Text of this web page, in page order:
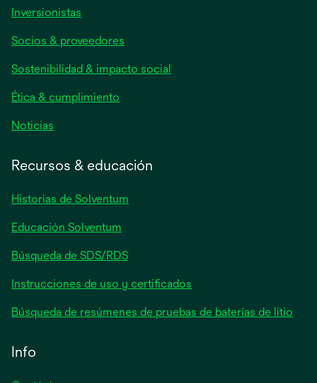
Inversionistas
en
una
pestaña
nueva
Socios & proveedores
Sostenibilidad & impacto social
Ética & cumplimiento
Noticias
pestaña
Recursos & educación
Historias de Solventum
Educación Solventum
Búsqueda de SDS/RDS
Instrucciones de uso y certificados
Búsqueda de resúmenes de pruebas de baterías de litio
Info